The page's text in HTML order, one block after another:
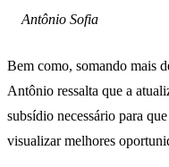
Antônio Sofia
Bem como, somando mais
Antônio ressalta que a
subsídio necessário para
visualizar melhores